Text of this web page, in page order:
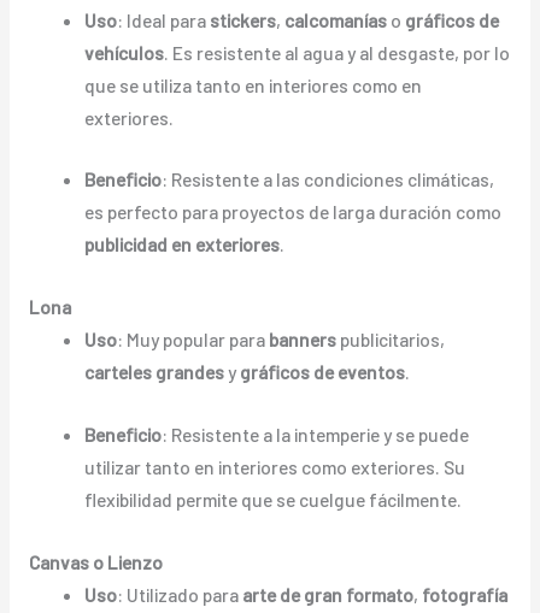
Uso: Ideal para stickers, calcomanías o gráficos de
vehículos . Es resistente al agua y al desgaste, por lo
que se utiliza tanto en interiores como en
exteriores.
Beneficio: Resistente a las condiciones climáticas,
es perfecto para proyectos de larga duración como
publicidad en exteriores.
Lona
Uso: Muy popular para banners publicitarios,
carteles grandesy gráficos de eventos.
Beneficio: Resistente a la intemperie y se puede
utilizar tanto en interiores como exteriores. Su
flexibilidad permite que se cuelgue fácilmente.
Canvas o Lienzo
Uso: Utilizado para arte de gran formato, fotografía